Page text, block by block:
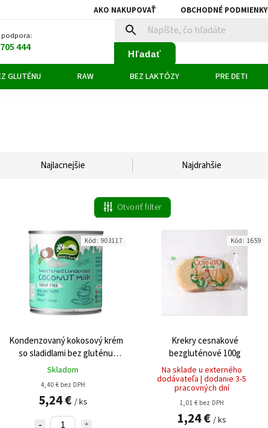
AKO NAKUPOVAŤ OBCHODNÉ PODMIENKY
444 Hľadať
GLUTÉNU RAW BEZ LAKTÓZY PRE DETI
Najlacnejšie Najdrahšie
Otvoriť filter
Kondenzovaný kokosový krém
so sladidlami bez gluténu
vegan 320g
Skladom
4,40 € bez DPH
5,24 € / ks
Kód: 903117
Krekry cesnakové
bezgluténové 100g
Na sklade u externého
dodávateľa | dodanie 3-5
pracovných dní
1,01 € bez DPH
1,24 € / ks
Kód: 1659